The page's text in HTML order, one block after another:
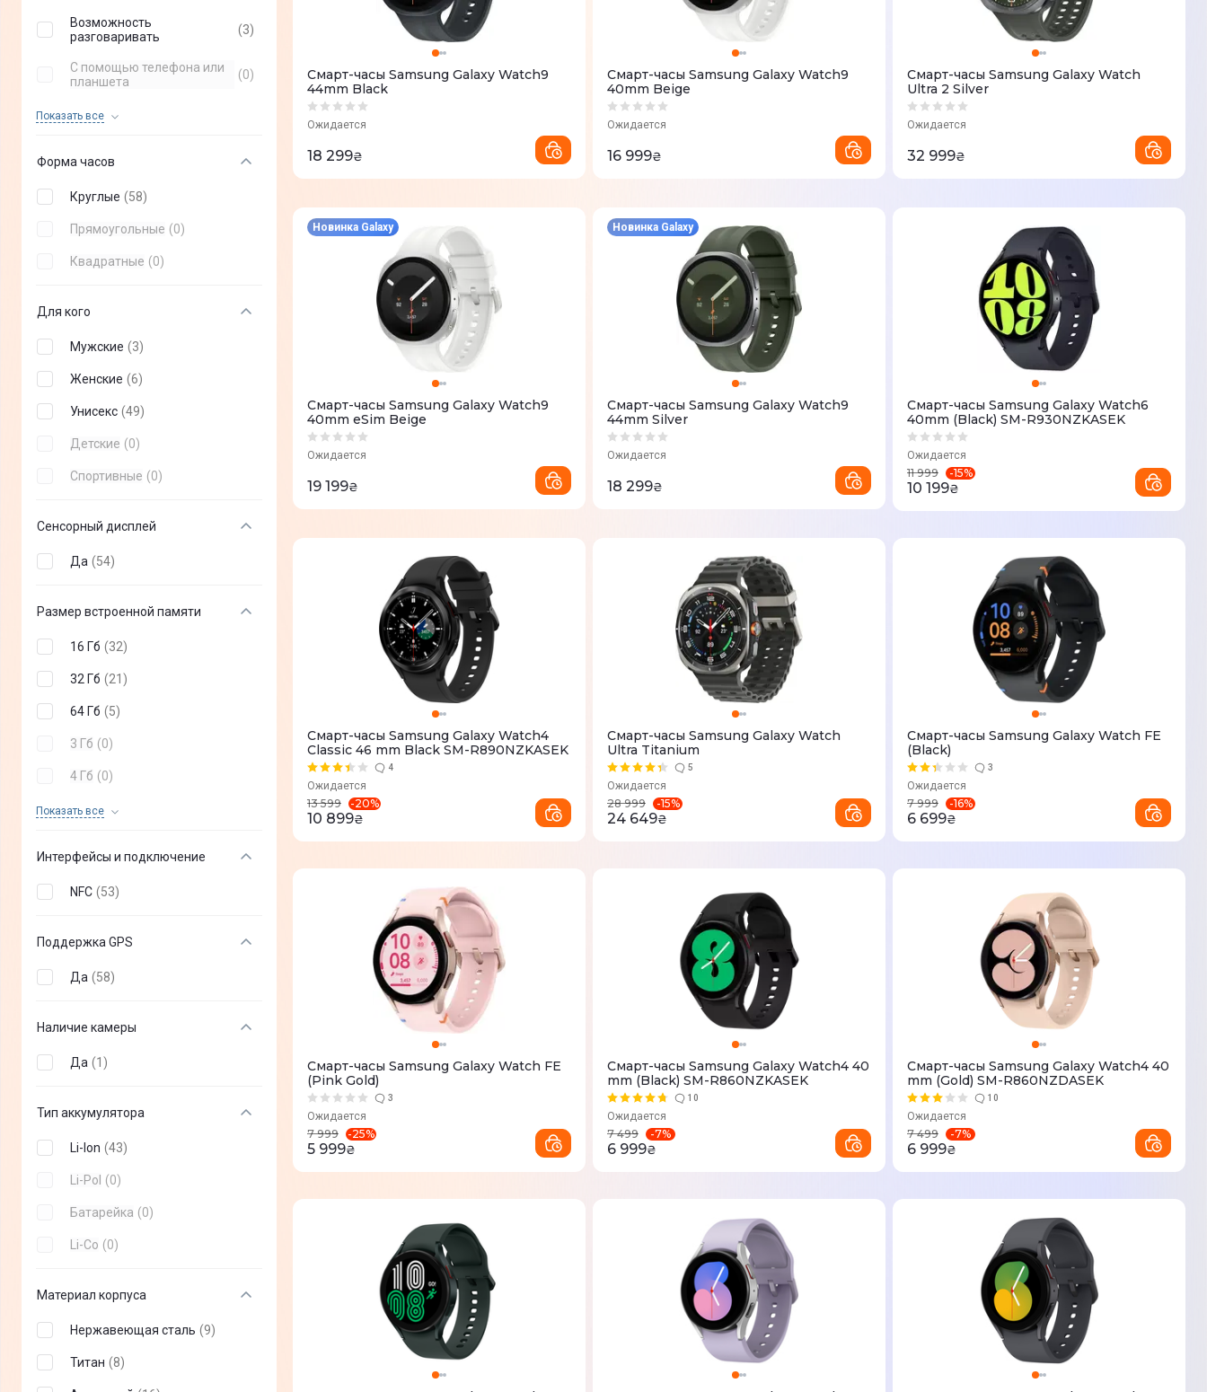
OPPO (+3)
Fossil (+6)
Polar ( +4
realme
Возможность
разговаривать
(3)
С помощью телефона или
планшета
(0)
Показать всеС помощью приложения
Форма часов
Круглые (58)
Прямоугольные (0)
Квадратные (0)
Для кого
Мужские (3)
Женские (6)
Унисекс (49)
Детские (0)
Спортивные (0)
Сенсорный дисплей
Да (54)
Размер встроенной памяти
16 Гб (32)
32 Гб (21 )
64 Гб (5)
3 Гб (0)
4 Гб (0)
Показать все
8 Гб (0 )
Интерфейсы и подключение
NFC (53)
Поддержка GPS
Да (58)
Наличие камеры
Да (1 )
Тип аккумулятора
Li-Ion (43)
Li-Pol (0)
Батарейка (0)
Li-Co (0)
Материал корпуса
Нержавеющая сталь (9)
Титан (8)
Смарт-часы Samsung Galaxy Watch9
44mm Black
Ожидается
18 299₴
Смарт-часы Samsung Galaxy Watch9
40mm Beige
Ожидается
16 999₴
Смарт-часы Samsung Galaxy Watch
Ultra 2 Silver
Ожидается
32 999₴
Смарт-часы Samsung Galaxy Watch9
40mm eSim Beige
Ожидается
Новинка Galaxy
19 199₴
Смарт-часы Samsung Galaxy Watch9
44mm Silver
Ожидается
Новинка Galaxy
18 299₴
Смарт-часы Samsung Galaxy Watch6
40mm (Black) SM-R930NZKASEK
Ожидается
11 999 -15%
10 199₴
Смарт-часы Samsung Galaxy Watch4
Classic 46 mm Black SM-R890NZKASEK
4
Ожидается
13 599 -20%
10 899₴
Смарт-часы Samsung Galaxy Watch
Ultra Titanium
5
Ожидается
28 999 -15%
24 649₴
Смарт-часы Samsung Galaxy Watch FE
(Black)
3
Ожидается
7 999 -16%
6 699₴
Смарт-часы Samsung Galaxy Watch FE
(Pink Gold)
3
Ожидается
7 999 -25%
5 999₴
Смарт-часы Samsung Galaxy Watch4 40
mm (Black) SM-R860NZKASEK
10
Ожидается
7 499 -7%
6 999₴
Смарт-часы Samsung Galaxy Watch4 40
mm (Gold) SM-R860NZDASEK
10
Ожидается
7 499 -7%
6 999₴